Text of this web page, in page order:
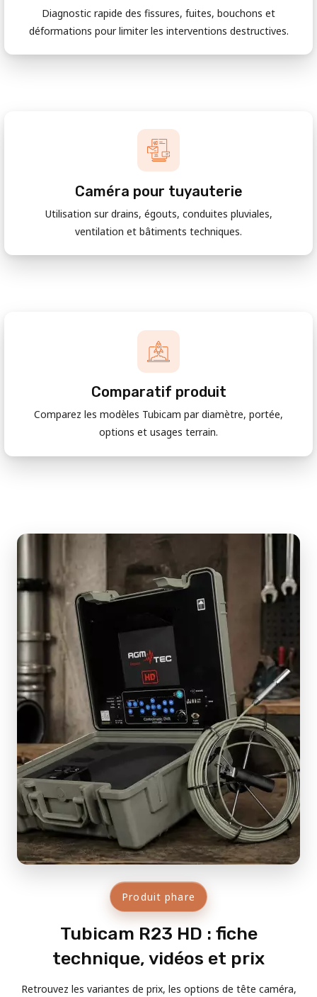
Diagnostic rapide des fissures, fuites, bouchons et
déformations pour limiter les interventions destructives.
Caméra pour tuyauterie
Utilisation sur drains, égouts, conduites pluviales,
ventilation et bâtiments techniques.
Comparatif produit
Comparez les modèles Tubicam par diamètre, portée,
options et usages terrain.
Produit phare
Tubicam R23 HD : fiche
technique, vidéos et prix
Retrouvez les variantes de prix, les options de tête caméra,